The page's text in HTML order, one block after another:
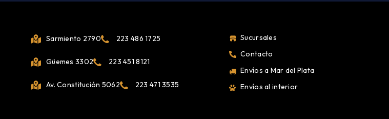
Sarmiento 2790 223 486 1725
Güemes 3302 223 451 8121
Av. Constitución 5062 223 471 3535
Sucursales
Contacto
Envíos a Mar del Plata
Envíos al interior